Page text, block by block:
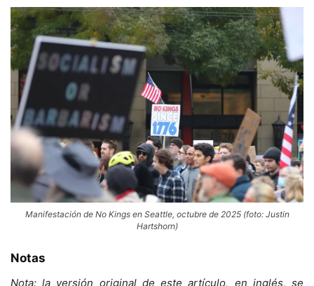
Manifestación de No Kings en Seattle, octubre de 2025 (foto: Justin
Hartshorn)
Notas
Nota: la versión original de este artículo, en inglés, se